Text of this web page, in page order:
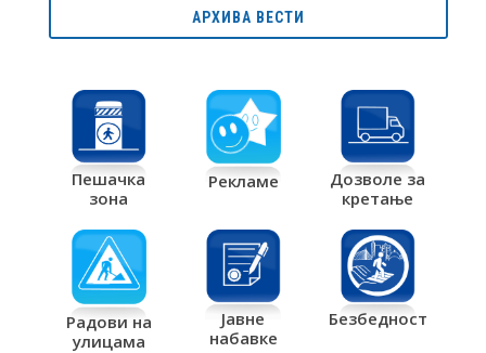
АРХИВА ВЕСТИ
Пешачка
зона
Рекламе
Дозволе за
кретање
Радови на
улицама
Јавне
набавке
Безбедност